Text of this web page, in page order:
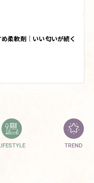
柔軟剤｜いい匂いが続く
TREND